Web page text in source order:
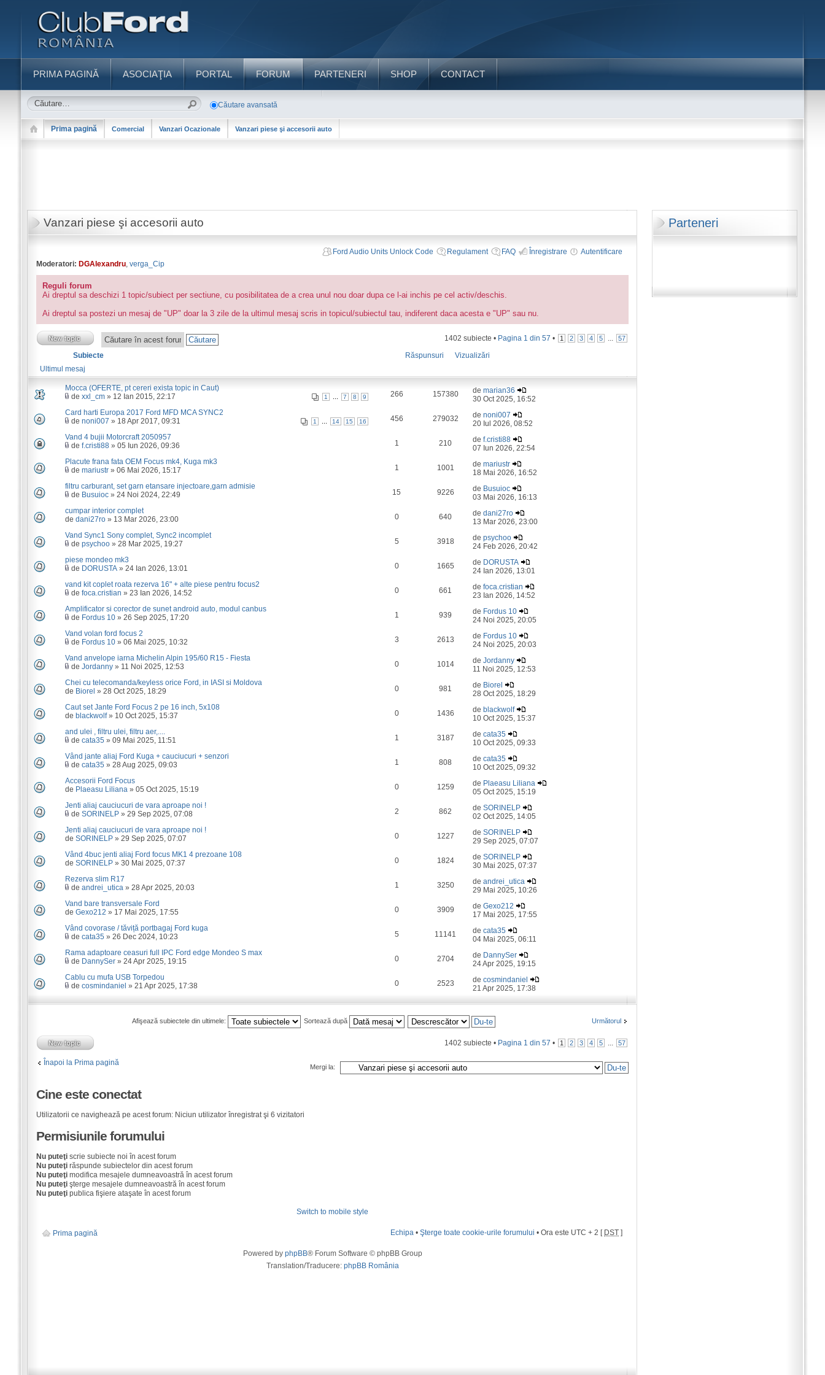
PRIMA PAGINĂ ASOCIAŢIA PORTAL FORUM PARTENERI SHOP CONTACT
Căutare avansată
Prima pagină Comercial Vanzari Ocazionale Vanzari piese şi accesorii auto
Parteneri
Vanzari piese şi accesorii auto
Ford Audio Units Unlock Code Regulament FAQ Înregistrare
Autentificare
Moderatori: DGAlexandru, verga_Cip
Reguli forum
Ai dreptul sa deschizi 1 topic/subiect per sectiune, cu posibilitatea de a crea unul nou doar dupa ce l-ai inchis pe cel activ/deschis.
Ai dreptul sa postezi un mesaj de "UP" doar la 3 zile de la ultimul mesaj scris in topicul/subiectul tau, indiferent daca acesta e "UP" sau nu.
1402 subiecte • Pagina 1 din57 • 1 2 3 4 5 ... 57
Subiecte Răspunsuri
Vizualizări
Ultimul mesaj
Mocca (OFERTE, pt cereri exista topic in Caut)
1 7 8 9
de xxl_cm» 12 Ian 2015, 22:17 266 157380 demarian36
30 Oct 2025, 16:52
Card harti Europa 2017 Ford MFD MCA SYNC2
1 14 15 16
de noni007 » 18 Apr 2017, 09:31 456 279032 denoni007
20 Iul 2026, 08:52
Vand 4 bujii Motorcraft 2050957
de f.cristi88» 05 Iun 2026, 09:36 1 210 def.cristi88
07 Iun 2026, 22:54
Placute frana fata OEM Focus mk4, Kuga mk3
de mariustr» 06 Mai 2026, 15:17 1 1001 demariustr
18 Mai 2026, 16:52
filtru carburant, set garn etansare injectoare,garn admisie
de Busuioc» 24 Noi 2024, 22:49 15 9226 de Busuioc
03 Mai 2026, 16:13
cumpar interior complet
de dani27ro» 13 Mar 2026, 23:00 0 640 dedani27ro
13 Mar 2026, 23:00
Vand Sync1 Sony complet, Sync2 incomplet
de psychoo» 28 Mar 2025, 19:27 5 3918 depsychoo
24 Feb 2026, 20:42
piese mondeo mk3
de DORUSTA» 24 Ian 2026, 13:01 0 1665 de DORUSTA
24 Ian 2026, 13:01
vand kit coplet roata rezerva 16" + alte piese pentru focus2
de foca.cristian » 23 Ian 2026, 14:52 0 661 defoca.cristian
23 Ian 2026, 14:52
Amplificator si corector de sunet android auto, modul canbus
de Fordus 10» 26 Sep 2025, 17:20 1 939 de Fordus 10
24 Noi 2025, 20:05
Vand volan ford focus 2
de Fordus 10» 06 Mai 2025, 10:32 3 2613 de Fordus 10
24 Noi 2025, 20:03
Vand anvelope iarna Michelin Alpin 195/60 R15 - Fiesta
de Jordanny» 11 Noi 2025, 12:53 0 1014 deJordanny
11 Noi 2025, 12:53
Chei cu telecomanda/keyless orice Ford, in IASI si Moldova
de Biorel » 28 Oct 2025, 18:29 0 981 de Biorel
28 Oct 2025, 18:29
Caut set Jante Ford Focus 2 pe 16 inch, 5x108
de blackwolf» 10 Oct 2025, 15:37 0 1436 de blackwolf
10 Oct 2025, 15:37
and ulei , filtru ulei, filtru aer,....
de cata35 » 09 Mai 2025, 11:51 1 3187 decata35
10 Oct 2025, 09:33
Vând jante aliaj Ford Kuga + cauciucuri + senzori
de cata35 » 28 Aug 2025, 09:03 1 808 decata35
10 Oct 2025, 09:32
Accesorii Ford Focus
de Plaeasu Liliana» 05 Oct 2025, 15:19 0 1259 de Plaeasu Liliana
05 Oct 2025, 15:19
Jenti aliaj cauciucuri de vara aproape noi !
de SORINELP» 29 Sep 2025, 07:08 2 862 deSORINELP
02 Oct 2025, 14:05
Jenti aliaj cauciucuri de vara aproape noi !
de SORINELP» 29 Sep 2025, 07:07 0 1227 deSORINELP
29 Sep 2025, 07:07
Vând 4buc jenti aliaj Ford focus MK1 4 prezoane 108
de SORINELP» 30 Mai 2025, 07:37 0 1824 deSORINELP
30 Mai 2025, 07:37
Rezerva slim R17
de andrei_utica» 28 Apr 2025, 20:03 1 3250 deandrei_utica
29 Mai 2025, 10:26
Vand bare transversale Ford
de Gexo212 » 17 Mai 2025, 17:55 0 3909 deGexo212
17 Mai 2025, 17:55
Vând covorase / tăviță portbagaj Ford kuga
de cata35 » 26 Dec 2024, 10:23 5 11141 decata35
04 Mai 2025, 06:11
Rama adaptoare ceasuri full IPC Ford edge Mondeo S max
de DannySer» 24 Apr 2025, 19:15 0 2704 de DannySer
24 Apr 2025, 19:15
Cablu cu mufa USB Torpedou
de cosmindaniel » 21 Apr 2025, 17:38 0 2523 decosmindaniel
21 Apr 2025, 17:38
Următorul
Afişează subiectele din ultimele: Sortează după
1402 subiecte • Pagina 1 din57 • 1 2 3 4 5 ... 57
Înapoi la Prima pagină
Mergi la:
Cine este conectat
Utilizatorii ce navighează pe acest forum: Niciun utilizator înregistrat şi 6 vizitatori
Permisiunile forumului
Nu puteţiscrie subiecte noi în acest forum
Nu puteţirăspunde subiectelor din acest forum
Nu puteţimodifica mesajele dumneavoastră în acest forum
Nu puteţişterge mesajele dumneavoastră în acest forum
Nu puteţipublica fişiere ataşate în acest forum
Switch to mobile style
Prima pagină Echipa •Şterge toate cookie-urile forumului • Ora este UTC + 2 [ DST ]
Powered by phpBB® Forum Software © phpBB Group
Translation/Traducere: phpBB România